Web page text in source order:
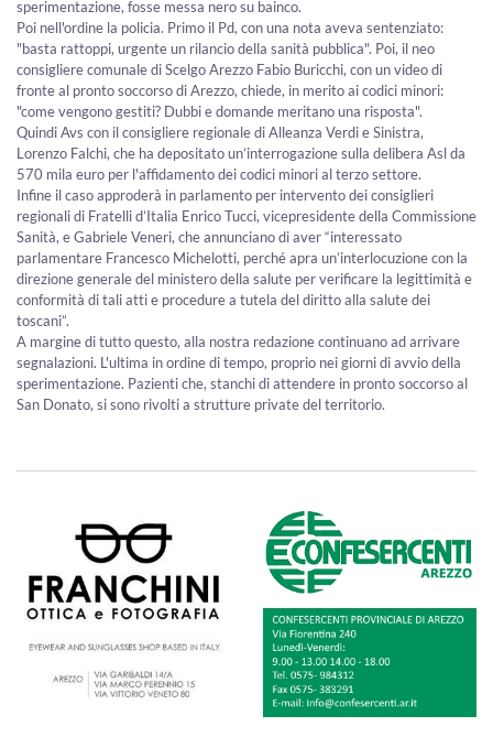
sperimentazione, fosse messa nero su bainco.
Poi nell'ordine la policia. Primo il Pd, con una nota aveva sentenziato:
"basta rattoppi, urgente un rilancio della sanità pubblica". Poi, il neo
consigliere comunale di Scelgo Arezzo Fabio Buricchi, con un video di
fronte al pronto soccorso di Arezzo, chiede, in merito ai codici minori:
"come vengono gestiti? Dubbi e domande meritano una risposta".
Quindi Avs con il consigliere regionale di Alleanza Verdi e Sinistra,
Lorenzo Falchi, che ha depositato un’interrogazione sulla delibera Asl da
570 mila euro per l'affidamento dei codici minori al terzo settore.
Infine il caso approderà in parlamento per intervento dei consiglieri
regionali di Fratelli d’Italia Enrico Tucci, vicepresidente della Commissione
Sanità, e Gabriele Veneri, che annunciano di aver “interessato
parlamentare Francesco Michelotti, perché apra un’interlocuzione con la
direzione generale del ministero della salute per verificare la legittimità e
conformità di tali atti e procedure a tutela del diritto alla salute dei
toscani”.
A margine di tutto questo, alla nostra redazione continuano ad arrivare
segnalazioni. L'ultima in ordine di tempo, proprio nei giorni di avvio della
sperimentazione. Pazienti che, stanchi di attendere in pronto soccorso al
San Donato, si sono rivolti a strutture private del territorio.